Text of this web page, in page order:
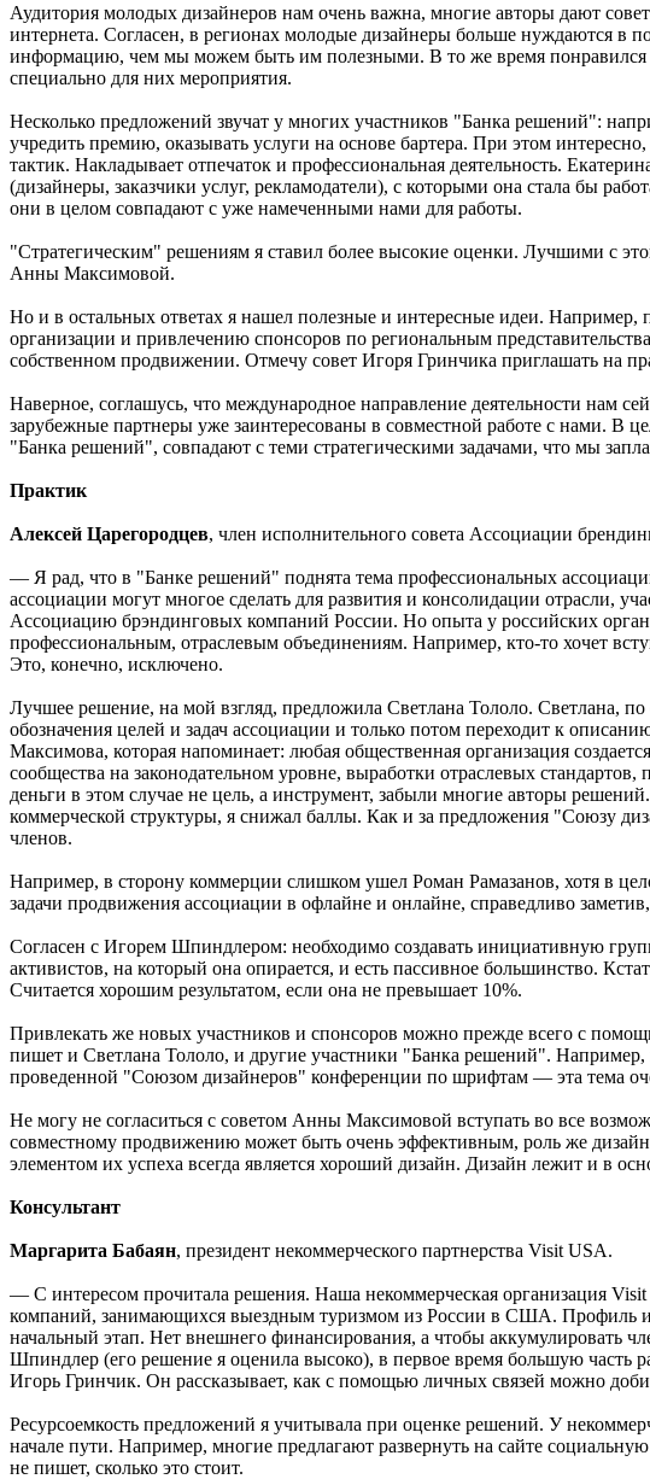
Аудитория молодых дизайнеров нам очень важна, многие авторы дают
интернета. Согласен, в регионах молодые дизайнеры больше нуждаются
информацию, чем мы можем быть им полезными. В то же время понравился
специально для них мероприятия.
Несколько предложений звучат у многих участников "Банка решений":
учредить премию, оказывать услуги на основе бартера. При этом
тактик. Накладывает отпечаток и профессиональная деятельность.
(дизайнеры, заказчики услуг, рекламодатели), с которыми она стала бы
они в целом совпадают с уже намеченными нами для работы.
"Стратегическим" решениям я ставил более высокие оценки. Лучшими с
Анны Максимовой.
Но и в остальных ответах я нашел полезные и интересные идеи. Например,
организации и привлечению спонсоров по региональным
собственном продвижении. Отмечу совет Игоря Гринчика приглашать на
Наверное, соглашусь, что международное направление деятельности нам
зарубежные партнеры уже заинтересованы в совместной работе с нами. В
"Банка решений", совпадают с теми стратегическими задачами, что мы
Практик
Алексей Царегородцев, член исполнительного совета Ассоциации
— Я рад, что в "Банке решений" поднята тема профессиональных
ассоциации могут многое сделать для развития и консолидации отрасли,
Ассоциацию брэндинговых компаний России. Но опыта у российских
профессиональным, отраслевым объединениям. Например, кто-то хочет
Это, конечно, исключено.
Лучшее решение, на мой взгляд, предложила Светлана Тололо. Светлана,
обозначения целей и задач ассоциации и только потом переходит к
Максимова, которая напоминает: любая общественная организация
сообщества на законодательном уровне, выработки отраслевых
деньги в этом случае не цель, а инструмент, забыли многие авторы
коммерческой структуры, я снижал баллы. Как и за предложения "Союзу
членов.
Например, в сторону коммерции слишком ушел Роман Рамазанов, хотя в
задачи продвижения ассоциации в офлайне и онлайне, справедливо
Согласен с Игорем Шпиндлером: необходимо создавать инициативную
активистов, на который она опирается, и есть пассивное большинство.
Считается хорошим результатом, если она не превышает 10%.
Привлекать же новых участников и спонсоров можно прежде всего с
пишет и Светлана Тололо, и другие участники "Банка решений".
проведенной "Союзом дизайнеров" конференции по шрифтам — эта тема
Не могу не согласиться с советом Анны Максимовой вступать во все
совместному продвижению может быть очень эффективным, роль же
элементом их успеха всегда является хороший дизайн. Дизайн лежит и в
Консультант
Маргарита Бабаян, президент некоммерческого партнерства Visit USA.
— С интересом прочитала решения. Наша некоммерческая организация
компаний, занимающихся выездным туризмом из России в США. Профиль
начальный этап. Нет внешнего финансирования, а чтобы аккумулировать
Шпиндлер (его решение я оценила высоко), в первое время большую
Игорь Гринчик. Он рассказывает, как с помощью личных связей можно
Ресурсоемкость предложений я учитывала при оценке решений. У
начале пути. Например, многие предлагают развернуть на сайте
не пишет, сколько это стоит.